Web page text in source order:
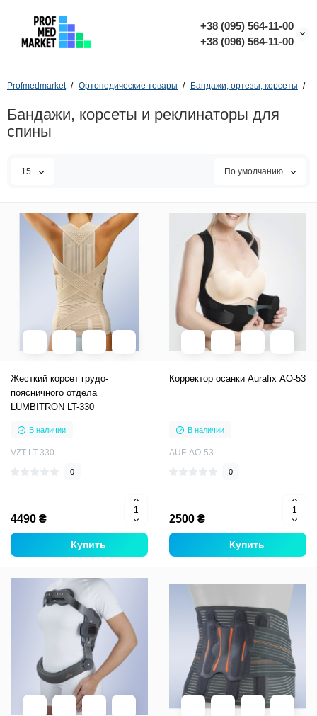
+38 (095) 564-11-00
+38 (096) 564-11-00
Profmedmarket Ортопедические товары Бандажи, ортезы, корсеты
Бандажи, корсеты и реклинаторы для
спины
15 По умолчанию
Жесткий корсет грудо-
поясничного отдела
LUMBITRON LT-330
В наличии
VZT-LT-330
0
4490 ₴
Купить
Корректор осанки Aurafix AO-53
В наличии
AUF-AO-53
0
2500 ₴
Купить